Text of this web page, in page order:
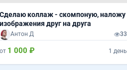
Сделаю коллаж - скомпоную, наложу
изображения друг на друга
Антон Д 33
от 1 000 ₽ 1 день